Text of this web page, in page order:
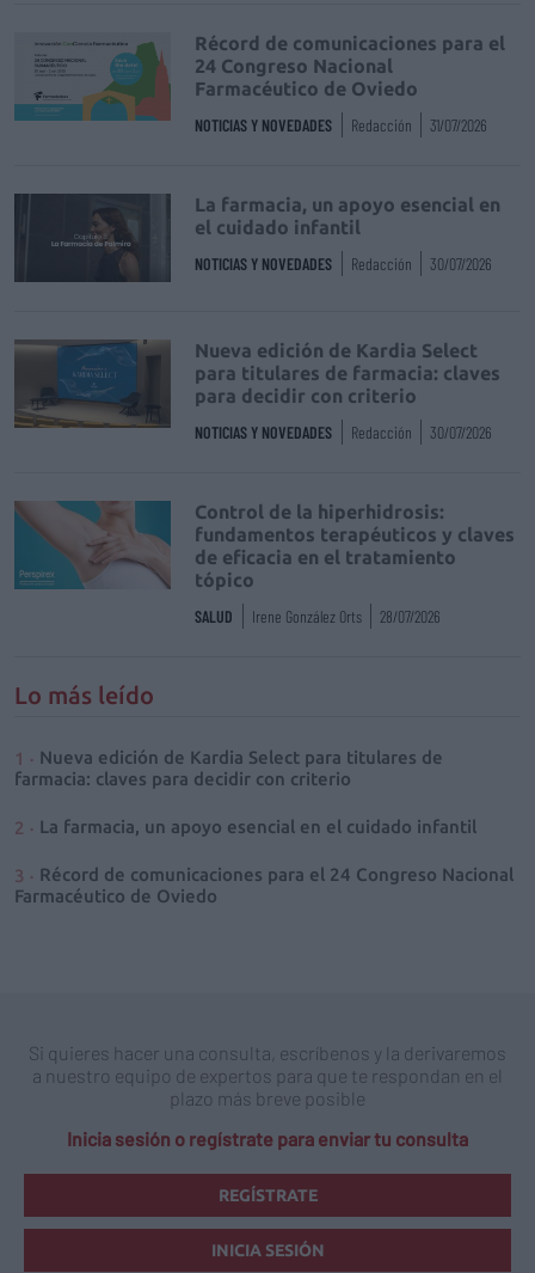
Récord de comunicaciones para el
24 Congreso Nacional
Farmacéutico de Oviedo
NOTICIAS Y NOVEDADES Redacción 31/07/2026
La farmacia, un apoyo esencial en
el cuidado infantil
NOTICIAS Y NOVEDADES Redacción 30/07/2026
Nueva edición de Kardia Select
para titulares de farmacia: claves
para decidir con criterio
NOTICIAS Y NOVEDADES Redacción 30/07/2026
Control de la hiperhidrosis:
fundamentos terapéuticos y claves
de eficacia en el tratamiento
tópico
SALUD Irene González Orts 28/07/2026
Lo más leído
Nueva edición de Kardia Select para titulares de
farmacia: claves para decidir con criterio
La farmacia, un apoyo esencial en el cuidado infantil
Récord de comunicaciones para el 24 Congreso Nacional
Farmacéutico de Oviedo
Si quieres hacer una consulta, escríbenos y la derivaremos
a nuestro equipo de expertos para que te respondan en el
plazo más breve posible
Inicia sesión o regístrate para enviar tu consulta
REGÍSTRATE
INICIA SESIÓN